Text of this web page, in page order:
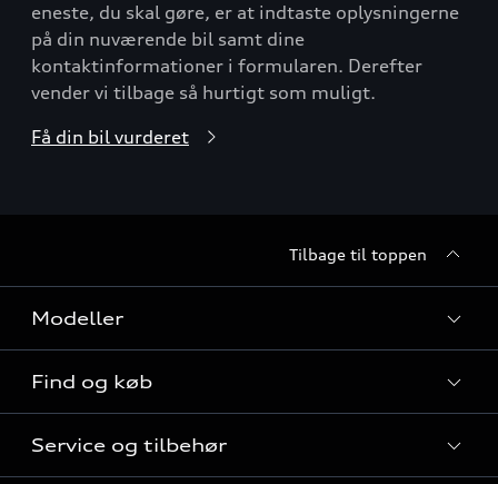
eneste, du skal gøre, er at indtaste oplysningerne
på din nuværende bil samt dine
kontaktinformationer i formularen. Derefter
vender vi tilbage så hurtigt som muligt.
Få din bil vurderet
Tilbage til toppen
Modeller
Find og køb
Service og tilbehør